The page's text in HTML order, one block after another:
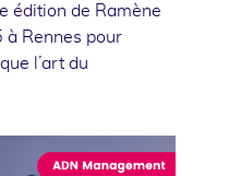
édition de Ramène
Rennes pour
l’art du